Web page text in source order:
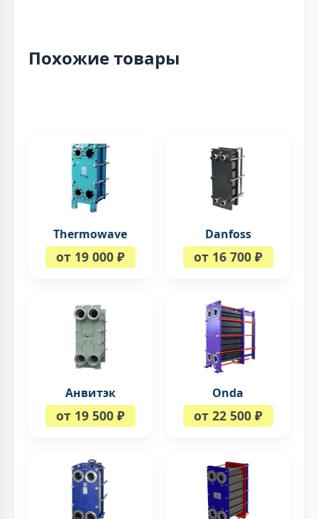
Похожие товары
Thermowave
от 19 000 ₽
Danfoss
от 16 700 ₽
Анвитэк
от 19 500 ₽
Onda
от 22 500 ₽